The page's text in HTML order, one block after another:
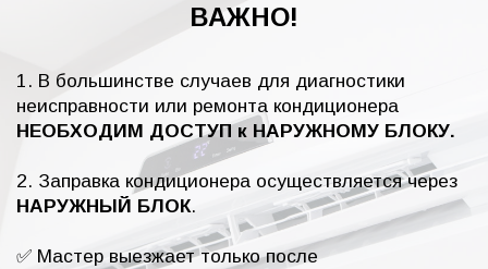
ВАЖНО!
1. В большинстве случаев для диагностики
неисправности или ремонта кондиционера
НЕОБХОДИМ ДОСТУП к НАРУЖНОМУ БЛОКУ.
2. Заправка кондиционера осуществляется через
НАРУЖНЫЙ БЛОК.
✅ Мастер выезжает только после